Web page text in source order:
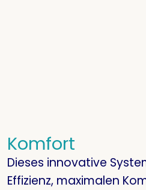
Komfort
Dieses innovative
Effizienz, maximalen